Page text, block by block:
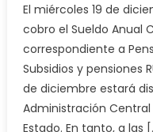
El miércoles 19 de
cobro el Sueldo Anual
correspondiente a
Subsidios y pensiones
de diciembre estará
Administración Central
Estado. En tanto, a las